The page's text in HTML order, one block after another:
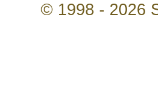
© 1998 - 2026